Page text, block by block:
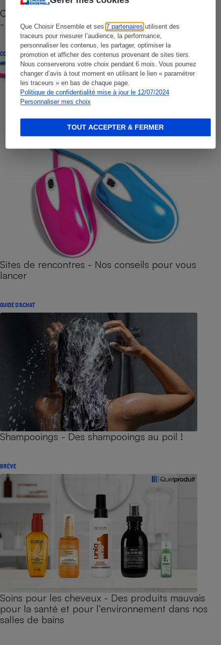
Que Choisir Ensemble et ses7 partenaires utilisent des
traceurs pour mesurer l’audience, la performance,
personnaliser les contenus, les partager, optimiser la
promotion et afficher des contenus provenant de sites tiers.
Nous conserverons votre choix pendant 6 mois. Vous pourrez
changer d’avis à tout moment en utilisant le lien « paramétrer
les traceurs » en bas de chaque page.
Politique de confidentialité mise à jour le 12/07/2024
Personnaliser mes choix
TOUT ACCEPTER & FERMER
Cafetière à capsules zéro déchet CoffeeB (vidéo)
- Premières impressions
CONSEILS
Sites de rencontres - Nos conseils pour vous
lancer
GUIDE D'ACHAT
Shampooings - Des shampooings au poil !
BRÈVE
Soins pour les cheveux - Des produits mauvais
pour la santé et pour l’environnement dans nos
salles de bains